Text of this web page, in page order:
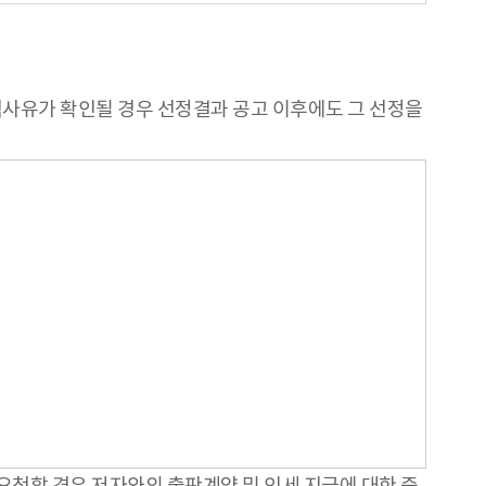
유가 확인될 경우 선정결과 공고 이후에도 그 선정을